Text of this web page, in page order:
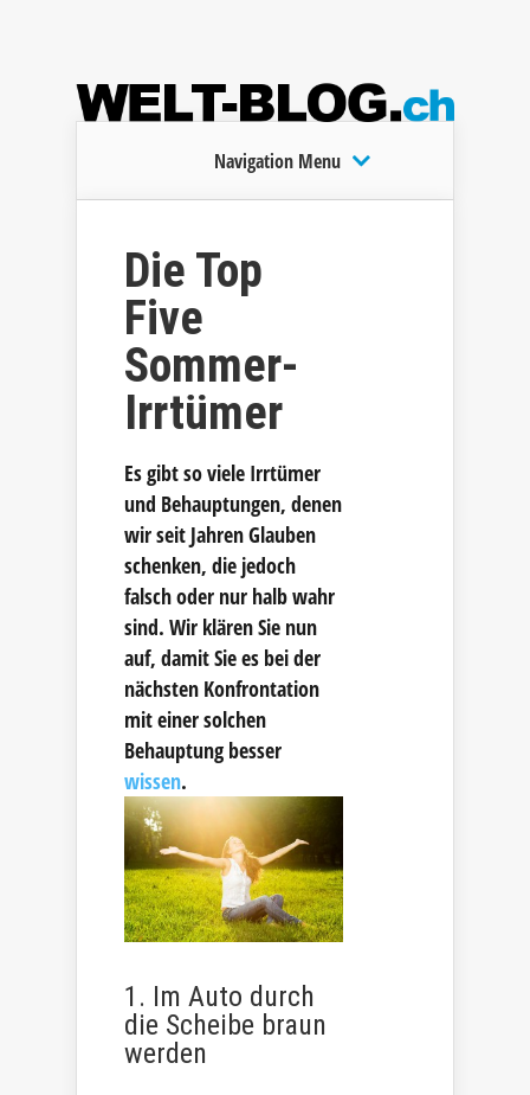
Navigation Menu
Die Top
Five
Sommer-
Irrtümer
Es gibt so viele Irrtümer
und Behauptungen, denen
wir seit Jahren Glauben
schenken, die jedoch
falsch oder nur halb wahr
sind. Wir klären Sie nun
auf, damit Sie es bei der
nächsten Konfrontation
mit einer solchen
Behauptung besser
wissen.
1. Im Auto durch
die Scheibe braun
werden